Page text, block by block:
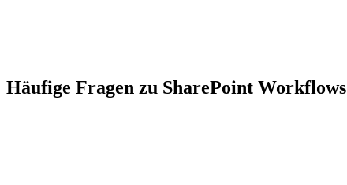
Häufige Fragen zu SharePoint Workflows